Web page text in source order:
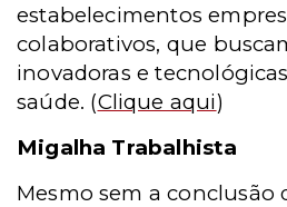
estabelecimentos
colaborativos, que
inovadoras e
saúde. (Clique aqui)
Migalha Trabalhista
Mesmo sem a conclusão